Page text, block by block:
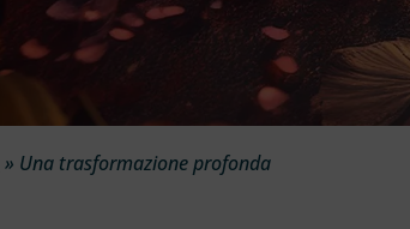
» Una trasformazione profonda